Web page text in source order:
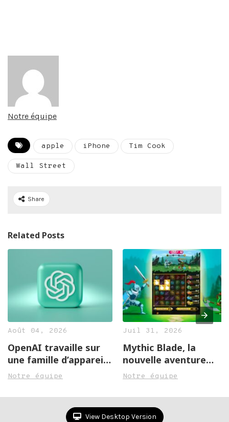
Notre équipe
apple iPhone Tim Cook
Wall Street
Share
Related Posts
Août 04, 2026
OpenAI travaille sur
une famille d’appareils
autour de ChatGPT
Notre équipe
Juil 31, 2026
Mythic Blade, la
nouvelle aventure
médiévale de la FDJ
Notre équipe
View Desktop Version